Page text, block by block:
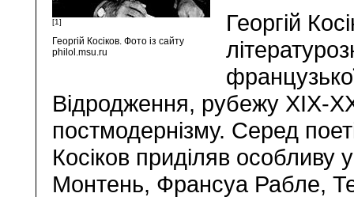
[1]
Георгій Косіков. Фото із сайту
philol.msu.ru
Георгій
Відродження, рубежу XIX-
постмодернізму. Серед
Косіков приділяв
Монтень, Франсуа Рабле,